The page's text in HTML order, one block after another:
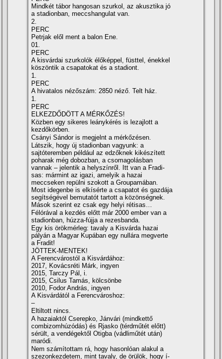
Mindkét tábor hangosan szurkol, az akusztika jó
a stadionban, meccshangulat van.
2.
PERC
Petrjak elől ment a balon Ene.
01.
PERC
A kisvárdai szurkolók élőképpel, füsttel, énekkel
köszöntik a csapatokat és a stadiont.
1.
PERC
A hivatalos nézőszám: 2850 néző. Telt ház.
1.
PERC
ELKEZDŐDÖTT A MÉRKŐZÉS!
Közben egy sikeres leánykérés is lezajlott a
kezdőkörben.
Csányi Sándor is megjelnt a mérkőzésen.
Látszik, hogy új stadionban vagyunk: a
sajtóteremben például az edzőknek kikészí­tett
poharak még dobozban, a csomagolásban
vannak – jelentik a helyszí­nről. Itt van a Fradi-
sas: mármint az igazi, amelyik a hazai
meccseken repülni szokott a Groupamában.
Most idegenbe is elkí­sérte a csapatot és gazdája
segí­tségével bemutatót tartott a közönségnek.
Mások szerint ez csak egy helyi rétisas…
Félórával a kezdés előtt már 2000 ember van a
stadionban, húzza-fújja a rezesbanda.
Egy kis örökmérleg: tavaly a Kisvárda hazai
pályán a Magyar Kupában egy nullára megverte
a Fradit!
JÖTTEK-MENTEK!
A Ferencvárostól a Kisvárdához:
2017, Kovácsréti Márk, ingyen
2015, Tarczy Pál, i.
2015, Csilus Tamás, kölcsönbe
2010, Fodor András, ingyen
A Kisvárdától a Ferencvároshoz:
–
Eltiltott nincs.
A hazaiaktól Cserepko, Jánvári (mindkettő
combizomhúzódás) és Rjasko (térdműtét előtt)
sérült, a vendégektől Otigba (vádliműtét után)
maródi.
Nem számí­tottam rá, hogy hasonlóan alakul a
szezonkezdetem, mint tavaly, de örülök, hogy í­